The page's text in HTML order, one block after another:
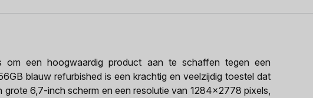
om een hoogwaardig product aan te schaffen tegen een
blauw refurbished is een krachtig en veelzijdig toestel dat
6,7-inch scherm en een resolutie van 1284x2778 pixels,